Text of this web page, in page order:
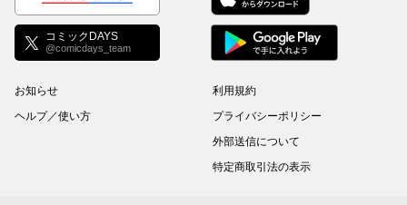
コミックDAYS
@comicdays_team
お知らせ
ヘルプ／使い方
利用規約
プライバシーポリシー
外部送信について
特定商取引法の表示